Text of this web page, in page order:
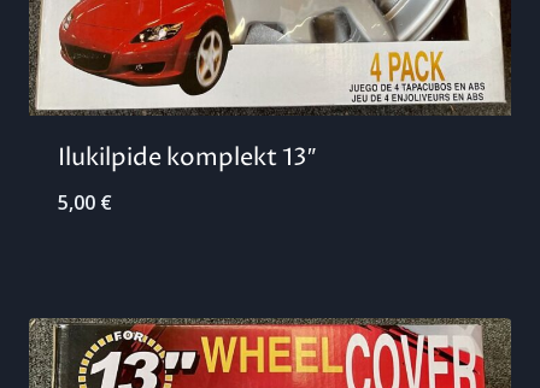
Ilukilpide komplekt 13″
5,00 €